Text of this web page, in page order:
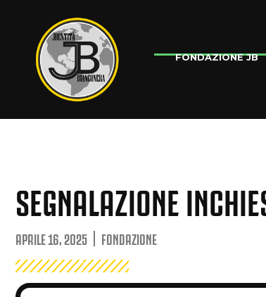
FONDAZIONE JB
SEGNALAZIONE
APRILE 16, 2025 FONDAZIONE